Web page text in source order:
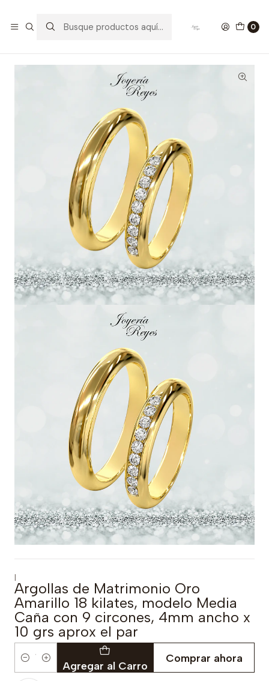
0
Argollas de Matrimonio Oro Amarillo 18 kilates, modelo
Media Caña con 9 circones, 4mm ancho x 10 grs aprox el par
|
Argollas de Matrimonio Oro
Amarillo 18 kilates, modelo Media
Caña con 9 circones, 4mm ancho x
10 grs aprox el par
Cantidad Agregar al Carro
Comprar ahora